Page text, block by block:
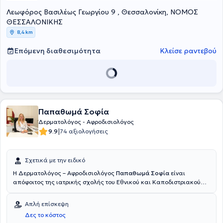
αλλά και την PUVA θεραπεία όπου χρησιμοποιείται από τον γιατρό
για την αντιμετώπιση προβλημάτων ψωρίασης, γυροειδούς
αλωπεκίας και λεύκης.
Λεωφόρος Βασιλέως Γεωργίου 9 , Θεσσαλονίκη, ΝΟΜΟΣ
ΘΕΣΣΑΛΟΝΙΚΗΣ
8,4 km
Επόμενη διαθεσιμότητα Κλείσε ραντεβού
Παπαθωμά Σοφία
Δερματολόγος - Αφροδισιολόγος
9.9|74 αξιολογήσεις
Σχετικά με την ειδικό
Η Δερματολόγος – Αφροδισιολόγος Παπαθωμά Σοφία είναι
απόφοιτος της ιατρικής σχολής του Εθνικού και Καποδιστριακού
του Αριστοτελείου Πανεπιστημίου Θεσσαλονίκης - ΑΠΘ (2013) και
κάτοχος του Μετεκπαιδευτικού διπλώματος Βασικές αρχές
Ογκολογίας του ΕΚΠΑ (2005) καθώς και της Διοίκησης Μονάδων
Απλή επίσκεψη
Δες το κόστος